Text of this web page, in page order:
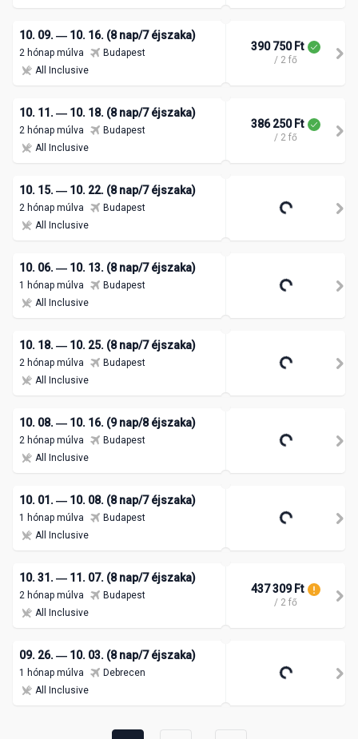
10. 09. ― 10. 16. (8 nap/7 éjszaka)
2 hónap múlva
Budapest
All Inclusive
390 750 Ft
/ 2 fő
10. 11. ― 10. 18. (8 nap/7 éjszaka)
2 hónap múlva
Budapest
All Inclusive
386 250 Ft
/ 2 fő
10. 15. ― 10. 22. (8 nap/7 éjszaka)
2 hónap múlva
Budapest
All Inclusive
10. 06. ― 10. 13. (8 nap/7 éjszaka)
1 hónap múlva
Budapest
All Inclusive
10. 18. ― 10. 25. (8 nap/7 éjszaka)
2 hónap múlva
Budapest
All Inclusive
10. 08. ― 10. 16. (9 nap/8 éjszaka)
2 hónap múlva
Budapest
All Inclusive
10. 01. ― 10. 08. (8 nap/7 éjszaka)
1 hónap múlva
Budapest
All Inclusive
10. 31. ― 11. 07. (8 nap/7 éjszaka)
2 hónap múlva
Budapest
All Inclusive
437 309 Ft
/ 2 fő
09. 26. ― 10. 03. (8 nap/7 éjszaka)
1 hónap múlva
Debrecen
All Inclusive